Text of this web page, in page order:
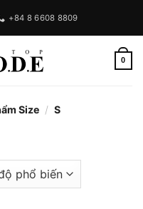
+84 8 6608 8809
0
Size / S